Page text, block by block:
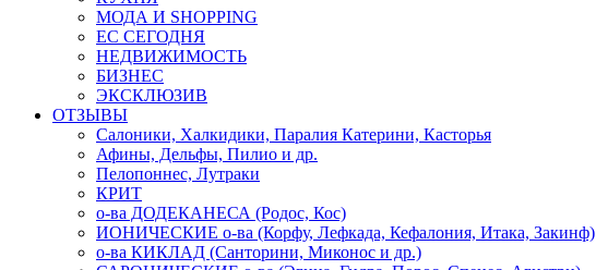
МОДА И SHOPPING
ЕС СЕГОДНЯ
НЕДВИЖИМОСТЬ
БИЗНЕС
ЭКСКЛЮЗИВ
ОТЗЫВЫ
Салоники, Халкидики, Паралия Катерини, Касторья
Афины, Дельфы, Пилио и др.
Пелопоннес, Лутраки
КРИТ
о-ва ДОДЕКАНЕСА (Родос, Кос)
ИОНИЧЕСКИЕ о-ва (Корфу, Лефкада, Кефалония, Итака, Закинф)
о-ва КИКЛАД (Санторини, Миконос и др.)